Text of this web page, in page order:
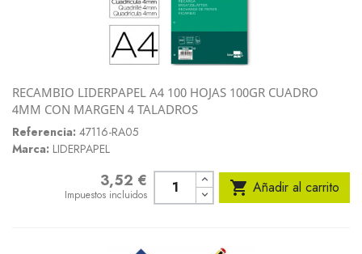
RECAMBIO LIDERPAPEL A4 100 HOJAS 100GR CUADRO
4MM CON MARGEN 4 TALADROS
Referencia: 47116-RA05
Marca: LIDERPAPEL
3,52 €
Impuestos incluidos  Añadir al carrito